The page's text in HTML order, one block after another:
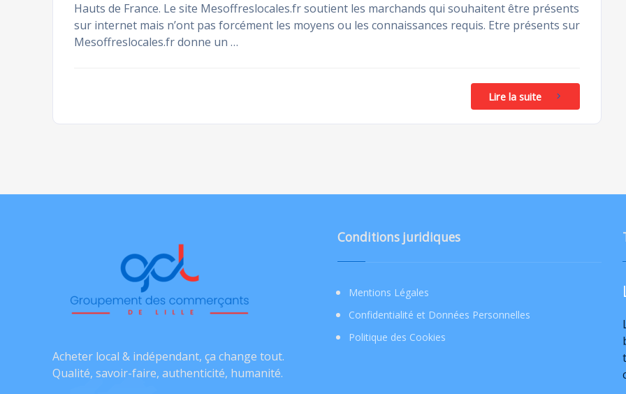
Hauts de France. Le site Mesoffreslocales.fr soutient les marchands qui souhaitent être présents
sur internet mais n’ont pas forcément les moyens ou les connaissances requis. Etre présents sur
Mesoffreslocales.fr donne un …
Lire la suite
Acheter local & indépendant, ça change tout.
Qualité, savoir-faire, authenticité, humanité.
Conditions juridiques
Mentions Légales
Confidentialité et Données Personnelles
Politique des Cookies